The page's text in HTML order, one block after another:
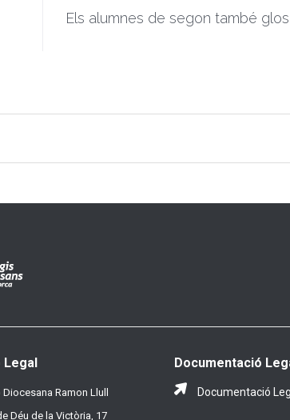
Els alumnes de segon també
Ramon Llull
Déu de la Victòria, 17
Documentació
Documentació